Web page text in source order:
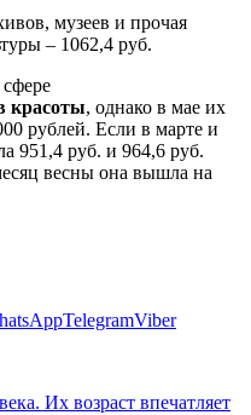
музеев и прочая
– 1062,4 руб.
красоты, однако в мае их
рублей. Если в марте и
951,4 руб. и 964,6 руб.
весны она вышла на
TelegramViber
Их возраст впечатляет